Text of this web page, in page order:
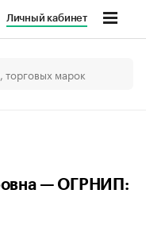
Личный кабинет
— ОГРНИП: